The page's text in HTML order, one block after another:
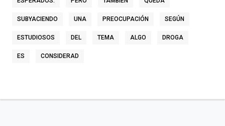
SUBYACIENDO UNA PREOCUPACIÓN SEGÚN
ESTUDIOSOS DEL TEMA ALGO DROGA
ES CONSIDERAD